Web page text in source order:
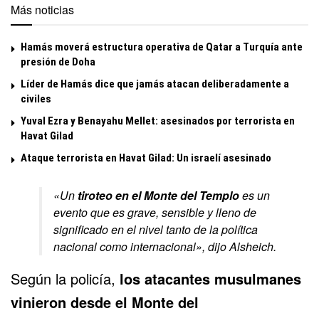
Más noticias
Hamás moverá estructura operativa de Qatar a Turquía ante
presión de Doha
Líder de Hamás dice que jamás atacan deliberadamente a
civiles
Yuval Ezra y Benayahu Mellet: asesinados por terrorista en
Havat Gilad
Ataque terrorista en Havat Gilad: Un israelí asesinado
«Un tiroteo en el Monte del Temploes un
evento que es grave, sensible y lleno de
significado en el nivel tanto de la política
nacional como internacional», dijo Alsheich.
Según la policía, los atacantes musulmanes
vinieron desde el Monte del